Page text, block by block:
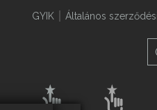
GYIK Általános